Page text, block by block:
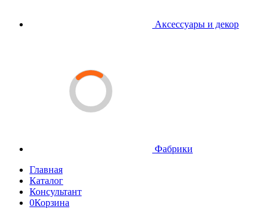
Аксессуары и декор
Фабрики
Главная
Каталог
Консультант
0Корзина